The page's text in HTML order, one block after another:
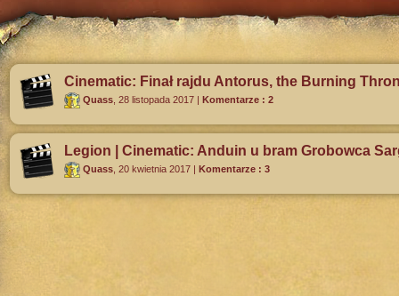
Cinematic: Finał rajdu Antorus, the Burning
Quass 28 listopada 2017 | Komentarze : 2
Legion | Cinematic: Anduin u bram Grobowca
Quass 20 kwietnia 2017 | Komentarze : 3